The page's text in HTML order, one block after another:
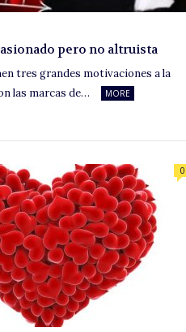
pero no altruista
tres grandes motivaciones a la
las marcas de…
MORE
0